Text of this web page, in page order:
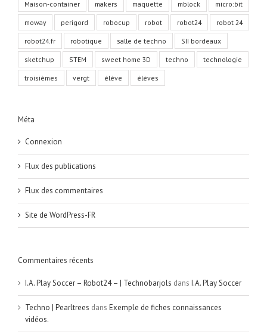
Maison-container makers maquette mblock micro:bit
moway perigord robocup robot robot24 robot 24
robot24.fr robotique salle de techno SII bordeaux
sketchup STEM sweet home 3D techno technologie
troisièmes vergt élève élèves
Méta
Connexion
Flux des publications
Flux des commentaires
Site de WordPress-FR
Commentaires récents
I.A. Play Soccer – Robot24 – | Technobarjols dans I.A. Play Soccer
Techno | Pearltrees dans Exemple de fiches connaissances
vidéos.